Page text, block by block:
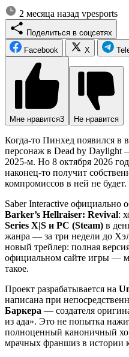
2 месяца назад vpesports
Поделиться в соцсетях
Facebook
X
Мне нравится3 Не нравится
Когда-то Пинхед появился в
персонаж в Dead by Daylight
2025-м. Но 8 октября 2026
наконец-то получит
компромиссов в ней не будет.
Saber Interactive официально
Barker’s Hellraiser: Revival:
Series X|S и PC (Steam) в
жанра — за три недели до
новый трейлер: полная
официальном сайте игры —
такое.
Проект разрабатывается на
написана при
Баркера — создателя
из ада». Это не попытка
полноценный каноничный
мрачных франшиз в истории